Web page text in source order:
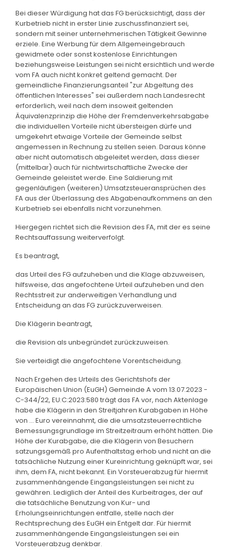
Bei dieser Würdigung hat das FG berücksichtigt, dass der
Kurbetrieb nicht in erster Linie zuschussfinanziert sei,
sondern mit seiner unternehmerischen Tätigkeit Gewinne
erziele. Eine Werbung für dem Allgemeingebrauch
gewidmete oder sonst kostenlose Einrichtungen
beziehungsweise Leistungen sei nicht ersichtlich und werde
vom FA auch nicht konkret geltend gemacht. Der
gemeindliche Finanzierungsanteil "zur Abgeltung des
öffentlichen Interesses" sei außerdem nach Landesrecht
erforderlich, weil nach dem insoweit geltenden
Äquivalenzprinzip die Höhe der Fremdenverkehrsabgabe
die individuellen Vorteile nicht übersteigen dürfe und
umgekehrt etwaige Vorteile der Gemeinde selbst
angemessen in Rechnung zu stellen seien. Daraus könne
aber nicht automatisch abgeleitet werden, dass dieser
(mittelbar) auch für nichtwirtschaftliche Zwecke der
Gemeinde geleistet werde. Eine Saldierung mit
gegenläufigen (weiteren) Umsatzsteueransprüchen des
FA aus der Überlassung des Abgabenaufkommens an den
Kurbetrieb sei ebenfalls nicht vorzunehmen.
Hiergegen richtet sich die Revision des FA, mit der es seine
Rechtsauffassung weiterverfolgt.
Es beantragt,
das Urteil des FG aufzuheben und die Klage abzuweisen,
hilfsweise, das angefochtene Urteil aufzuheben und den
Rechtsstreit zur anderweitigen Verhandlung und
Entscheidung an das FG zurückzuverweisen.
Die Klägerin beantragt,
die Revision als unbegründet zurückzuweisen.
Sie verteidigt die angefochtene Vorentscheidung.
Nach Ergehen des Urteils des Gerichtshofs der
Europäischen Union (EuGH) Gemeinde A vom 13.07.2023 -
C-344/22, EU:C:2023:580 trägt das FA vor, nach Aktenlage
habe die Klägerin in den Streitjahren Kurabgaben in Höhe
von ... Euro vereinnahmt, die die umsatzsteuerrechtliche
Bemessungsgrundlage im Streitzeitraum erhöht hätten. Die
Höhe der Kurabgabe, die die Klägerin von Besuchern
satzungsgemäß pro Aufenthaltstag erhob und nicht an die
tatsächliche Nutzung einer Kureinrichtung geknüpft war, sei
ihm, dem FA, nicht bekannt. Ein Vorsteuerabzug für hiermit
zusammenhängende Eingangsleistungen sei nicht zu
gewähren. Lediglich der Anteil des Kurbeitrages, der auf
die tatsächliche Benutzung von Kur- und
Erholungseinrichtungen entfalle, stelle nach der
Rechtsprechung des EuGH ein Entgelt dar. Für hiermit
zusammenhängende Eingangsleistungen sei ein
Vorsteuerabzug denkbar.